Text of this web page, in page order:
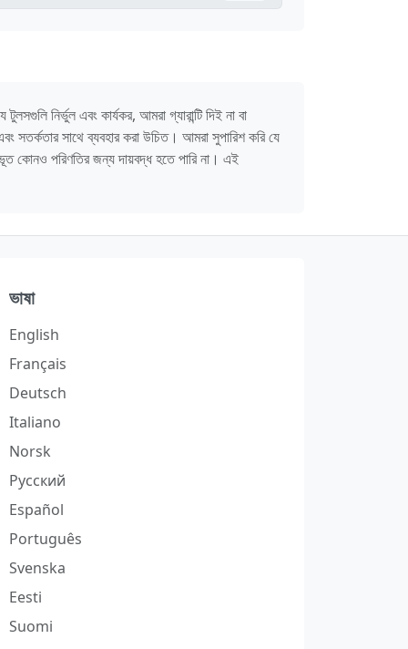
নির্ভুল এবং কার্যকর, আমরা গ্যারান্টি দিই না বা
সতর্কতার সাথে ব্যবহার করা উচিত। আমরা সুপারিশ করি যে
কোনও পরিণতির জন্য দায়বদ্ধ হতে পারি না। এই
ভাষা
English
Français
Deutsch
Italiano
Norsk
Русский
Español
Português
Svenska
Eesti
Suomi